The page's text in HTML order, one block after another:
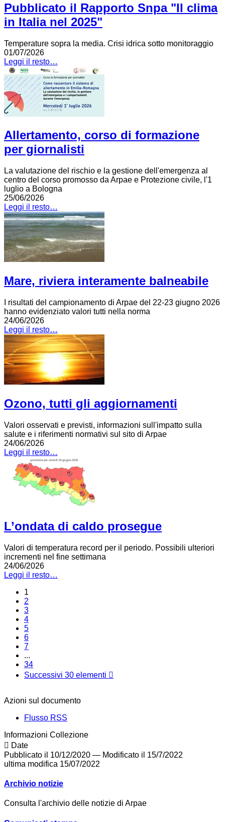
Pubblicato il Rapporto Snpa "Il clima
in Italia nel 2025"
Temperature sopra la media. Crisi idrica sotto monitoraggio
01/07/2026
Leggi il resto…
Allertamento, corso di formazione
per giornalisti
La valutazione del rischio e la gestione dell'emergenza al
centro del corso promosso da Arpae e Protezione civile, l'1
luglio a Bologna
25/06/2026
Leggi il resto…
Mare, riviera interamente balneabile
I risultati del campionamento di Arpae del 22-23 giugno 2026
hanno evidenziato valori tutti nella norma
24/06/2026
Leggi il resto…
Ozono, tutti gli aggiornamenti
Valori osservati e previsti, informazioni sull'impatto sulla
salute e i riferimenti normativi sul sito di Arpae
24/06/2026
Leggi il resto…
L’ondata di caldo prosegue
Valori di temperatura record per il periodo. Possibili ulteriori
incrementi nel fine settimana
24/06/2026
Leggi il resto…
1
2
3
4
5
6
7
...
34
Successivi 30 elementi
Azioni sul documento
Flusso RSS
Informazioni Collezione
Date
Pubblicato il 10/12/2020 — Modificato il 15/7/2022
ultima modifica 15/07/2022
Archivio notizie
Consulta l'archivio delle notizie di Arpae